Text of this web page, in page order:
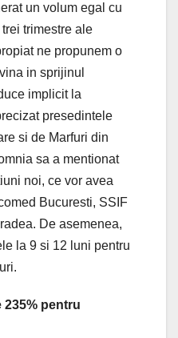
un volum egal cu
trimestre ale
ne propunem o
in sprijinul
implicit la
presedintele
si de Marfuri din
sa a mentionat
noi, ce vor avea
Bucuresti, SSIF
De asemenea,
la 9 si 12 luni pentru
235% pentru